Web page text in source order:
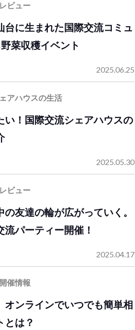
ビュー
台に生まれた国際交流コミュ
菜収穫イベント
2025.06.25
アハウスの生活
い！国際交流シェアハウスの
2025.05.30
ビュー
友達の輪が広がっていく。
パーティー開催！
2025.04.17
催情報
オンラインでいつでも簡単相
とは？